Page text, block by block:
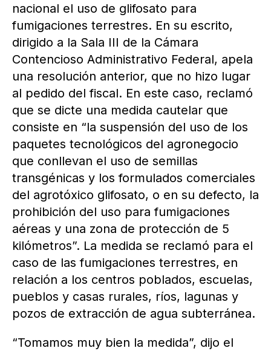
nacional el uso de glifosato para
fumigaciones terrestres. En su escrito,
dirigido a la Sala III de la Cámara
Contencioso Administrativo Federal, apela
una resolución anterior, que no hizo lugar
al pedido del fiscal. En este caso, reclamó
que se dicte una medida cautelar que
consiste en “la suspensión del uso de los
paquetes tecnológicos del agronegocio
que conllevan el uso de semillas
transgénicas y los formulados comerciales
del agrotóxico glifosato, o en su defecto, la
prohibición del uso para fumigaciones
aéreas y una zona de protección de 5
kilómetros”. La medida se reclamó para el
caso de las fumigaciones terrestres, en
relación a los centros poblados, escuelas,
pueblos y casas rurales, ríos, lagunas y
pozos de extracción de agua subterránea.
“Tomamos muy bien la medida”, dijo el